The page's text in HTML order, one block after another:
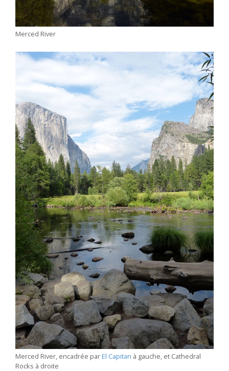
Merced River
Merced River, encadrée par El Capitan à gauche, et Cathedral
Rocks à droite